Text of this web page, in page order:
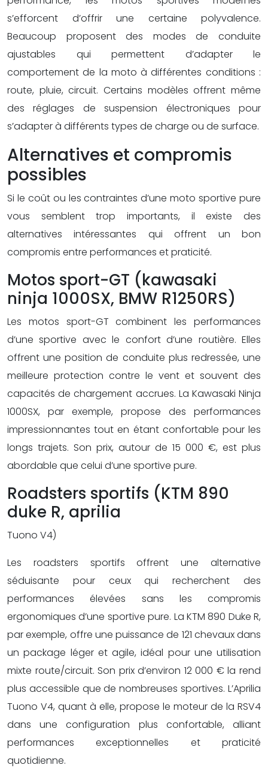
s’efforcent d’offrir une certaine polyvalence.
Beaucoup proposent des modes de conduite
ajustables qui permettent d’adapter le
comportement de la moto à différentes conditions :
route, pluie, circuit. Certains modèles offrent même
des réglages de suspension électroniques pour
s’adapter à différents types de charge ou de surface.
Alternatives et compromis
possibles
Si le coût ou les contraintes d’une moto sportive pure
vous semblent trop importants, il existe des
alternatives intéressantes qui offrent un bon
compromis entre performances et praticité.
Motos sport-GT (kawasaki
ninja 1000SX, BMW R1250RS)
Les motos sport-GT combinent les performances
d’une sportive avec le confort d’une routière. Elles
offrent une position de conduite plus redressée, une
meilleure protection contre le vent et souvent des
capacités de chargement accrues. La Kawasaki Ninja
1000SX, par exemple, propose des performances
impressionnantes tout en étant confortable pour les
longs trajets. Son prix, autour de 15 000 €, est plus
abordable que celui d’une sportive pure.
Roadsters sportifs (KTM 890
duke R, aprilia
Tuono V4)
Les roadsters sportifs offrent une alternative
séduisante pour ceux qui recherchent des
performances élevées sans les compromis
ergonomiques d’une sportive pure. La KTM 890 Duke R,
par exemple, offre une puissance de 121 chevaux dans
un package léger et agile, idéal pour une utilisation
mixte route/circuit. Son prix d’environ 12 000 € la rend
plus accessible que de nombreuses sportives. L’Aprilia
Tuono V4, quant à elle, propose le moteur de la RSV4
dans une configuration plus confortable, alliant
performances exceptionnelles et praticité
quotidienne.